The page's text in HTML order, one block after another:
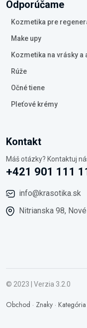
Odporúčame
Kozmetika pre
Make upy
Kozmetika na vrásky a
Rúže
Očné tiene
Pleťové krémy
Kontakt
Máš otázky? Kontaktuj
+421 901 111
info@krasotika.sk
Nitrianska 98,
© 2023 | Verzia 3.2.0
Obchod · Znaky · Kategória